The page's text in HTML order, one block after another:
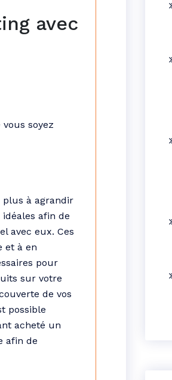
avec
soyez
plus à agrandir
afin de
avec eux. Ces
et à en
pour
sur votre
de vos
possible
acheté un
afin de